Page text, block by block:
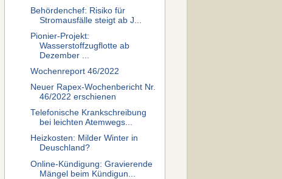
Behördenchef: Risiko für
Stromausfälle steigt ab J...
Pionier-Projekt:
Wasserstoffzugflotte ab
Dezember ...
Wochenreport 46/2022
Neuer Rapex-Wochenbericht Nr.
46/2022 erschienen
Telefonische Krankschreibung
bei leichten Atemwegs...
Heizkosten: Milder Winter in
Deuschland?
Online-Kündigung: Gravierende
Mängel beim Kündigun...